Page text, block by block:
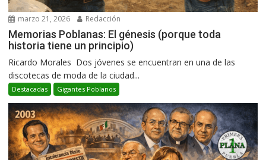
marzo 21, 2026 Redacción
Memorias Poblanas: El génesis (porque toda
historia tiene un principio)
Ricardo Morales Dos jóvenes se encuentran en una de las
discotecas de moda de la ciudad...
Destacadas Gigantes Poblanos